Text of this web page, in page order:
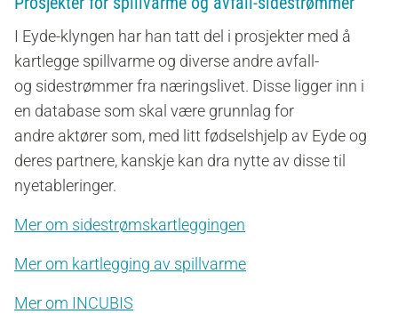
I Eyde-klyngen har han tatt del i prosjekter med å
kartlegge spillvarme og diverse andre avfall-
og sidestrømmer fra næringslivet. Disse ligger inn i
en database som skal være grunnlag for
andre aktører som, med litt fødselshjelp av Eyde og
deres partnere, kanskje kan dra nytte av disse til
nyetableringer.
Mer om sidestrømskartleggingen
Mer om kartlegging av spillvarme
Mer om INCUBIS